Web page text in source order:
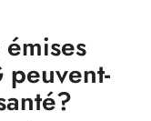
peuvent-